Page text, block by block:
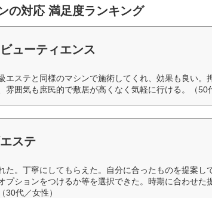
の対応 満足度ランキング
ューティエンス
エステと同様のマシンで施術してくれ、効果も良い。
雰囲気も庶民的で敷居が高くなく気軽に行ける。（50
ステ
た。丁寧にしてもらえた。自分に合ったものを提案し
プションをつけるか等を選択できた。時期に合わせた
30代／女性）